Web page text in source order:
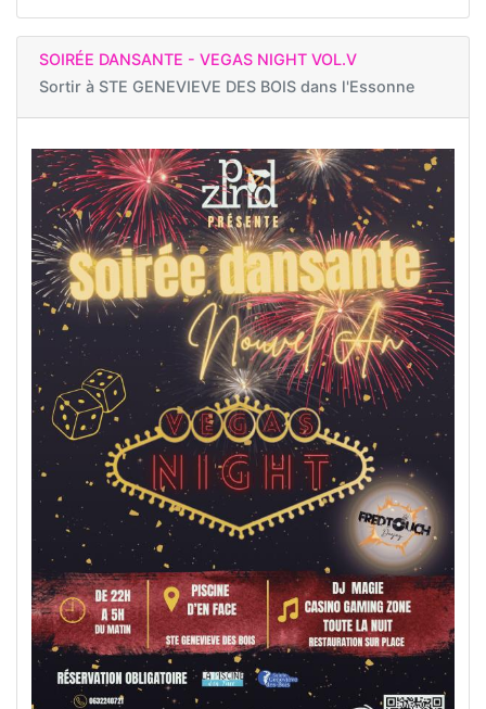
SOIRÉE DANSANTE - VEGAS NIGHT VOL.V
Sortir à STE GENEVIEVE DES BOIS dans l'Essonne